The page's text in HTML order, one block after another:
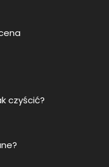
czyścić?